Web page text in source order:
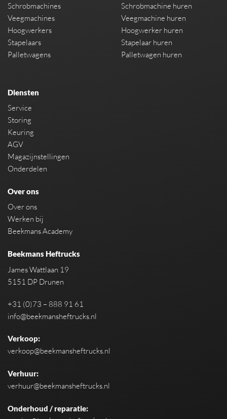
Schrobmachines
Veegmachines
Hoogwerkers
Stapelaars
Palletwagens
Schrobmachine huren
Veegmachine huren
Hoogwerker huren
Stapelaar huren
Palletwagen huren
Diensten
Service
Storing
Keuring
AGV
Magazijnstellingen
Onderdelen
Over ons
Over ons
Werken bij
Beekmans Academy
Beekmans Heftrucks
James Wattlaan 19
5151 DP Drunen
+31 (0)73 – 888 91 61
info@beekmansheftrucks.nl
Verkoop:
verkoop@beekmansheftrucks.nl
Verhuur:
verhuur@beekmansheftrucks.nl
Onderhoud / reparatie: